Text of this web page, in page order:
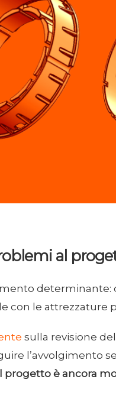
al
con le attrezzature
sulla revisione
l’avvolgimento
è ancora